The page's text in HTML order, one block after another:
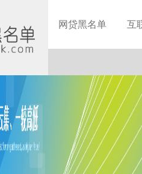
网贷黑名单 互